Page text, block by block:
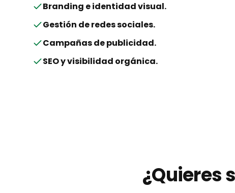
Branding e identidad visual.
Gestión de redes sociales.
Campañas de publicidad.
SEO y visibilidad orgánica.
¿Quieres